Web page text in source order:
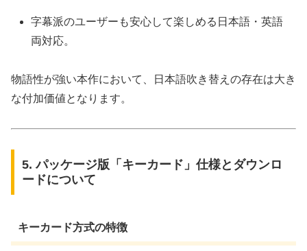
字幕派のユーザーも安心して楽しめる日本語・英語
両対応。
物語性が強い本作において、日本語吹き替えの存在は大き
な付加価値となります。
5. パッケージ版「キーカード」仕様とダウンロ
ードについて
キーカード方式の特徴